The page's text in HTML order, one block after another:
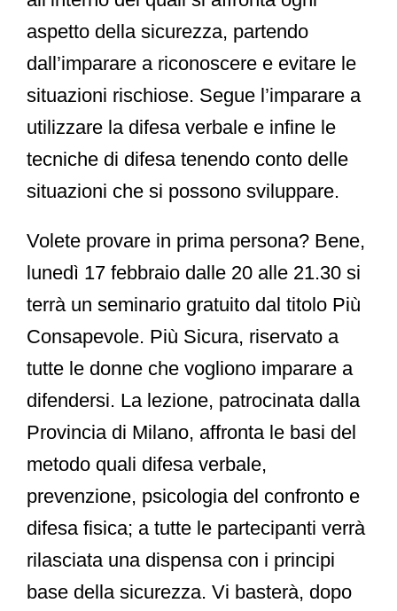
aspetto della sicurezza, partendo
dall’imparare a riconoscere e evitare le
situazioni rischiose. Segue l’imparare a
utilizzare la difesa verbale e infine le
tecniche di difesa tenendo conto delle
situazioni che si possono sviluppare.
Volete provare in prima persona? Bene,
lunedì 17 febbraio dalle 20 alle 21.30 si
terrà un seminario gratuito dal titolo Più
Consapevole. Più Sicura, riservato a
tutte le donne che vogliono imparare a
difendersi. La lezione, patrocinata dalla
Provincia di Milano, affronta le basi del
metodo quali difesa verbale,
prevenzione, psicologia del confronto e
difesa fisica; a tutte le partecipanti verrà
rilasciata una dispensa con i principi
base della sicurezza. Vi basterà, dopo